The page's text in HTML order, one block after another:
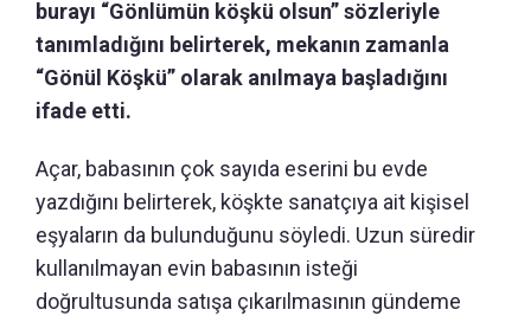
burayı “Gönlümün köşkü olsun” sözleriyle
tanımladığını belirterek, mekanın zamanla
“Gönül Köşkü” olarak anılmaya başladığını
ifade etti.
Açar, babasının çok sayıda eserini bu evde
yazdığını belirterek, köşkte sanatçıya ait kişisel
eşyaların da bulunduğunu söyledi. Uzun süredir
kullanılmayan evin babasının isteği
doğrultusunda satışa çıkarılmasının gündeme